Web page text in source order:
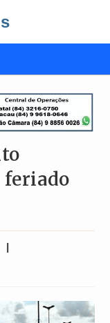
feriado